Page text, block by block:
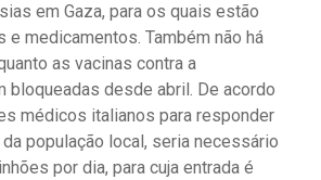
em Gaza, para os quais estão
e medicamentos. Também não há
as vacinas contra a
bloqueadas desde abril. De acordo
médicos italianos para responder
população local, seria necessário
por dia, para cuja entrada é